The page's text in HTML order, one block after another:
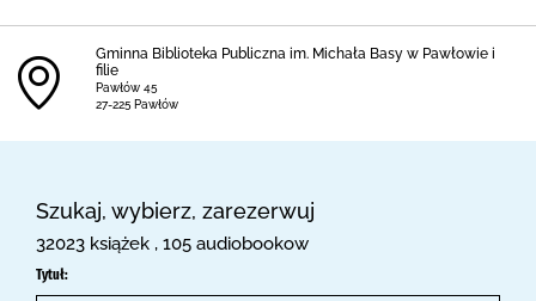
Gminna Biblioteka Publiczna im. Michała Basy w Pawłowie i
filie
Pawłów 45
27-225 Pawłów
Szukaj, wybierz, zarezerwuj
32023 książek , 105 audiobookow
Tytuł: